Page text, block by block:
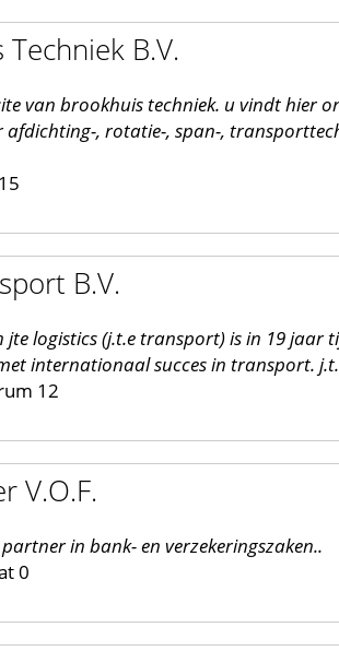
B.V.
van brookhuis techniek. u vindt hier
, rotatie-, span-,
B.V.
logistics (j.t.e transport) is in 19 jaar
internationaal succes in transport.
12
V.O.F.
in bank- en verzekeringszaken..
0